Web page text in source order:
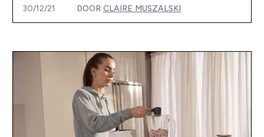
30/12/21 DOOR CLAIRE MUSZALSKI